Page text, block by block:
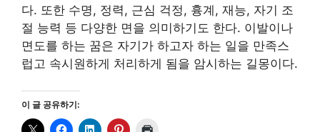
다. 또한 수명, 정력, 근심 걱정, 흉계, 재능, 자기 조
절 능력 등 다양한 면을 의미하기도 한다. 이발이나
면도를 하는 꿈은 자기가 하고자 하는 일을 만족스
럽고 속시원하게 처리하게 됨을 암시하는 길몽이다.
이 글 공유하기: